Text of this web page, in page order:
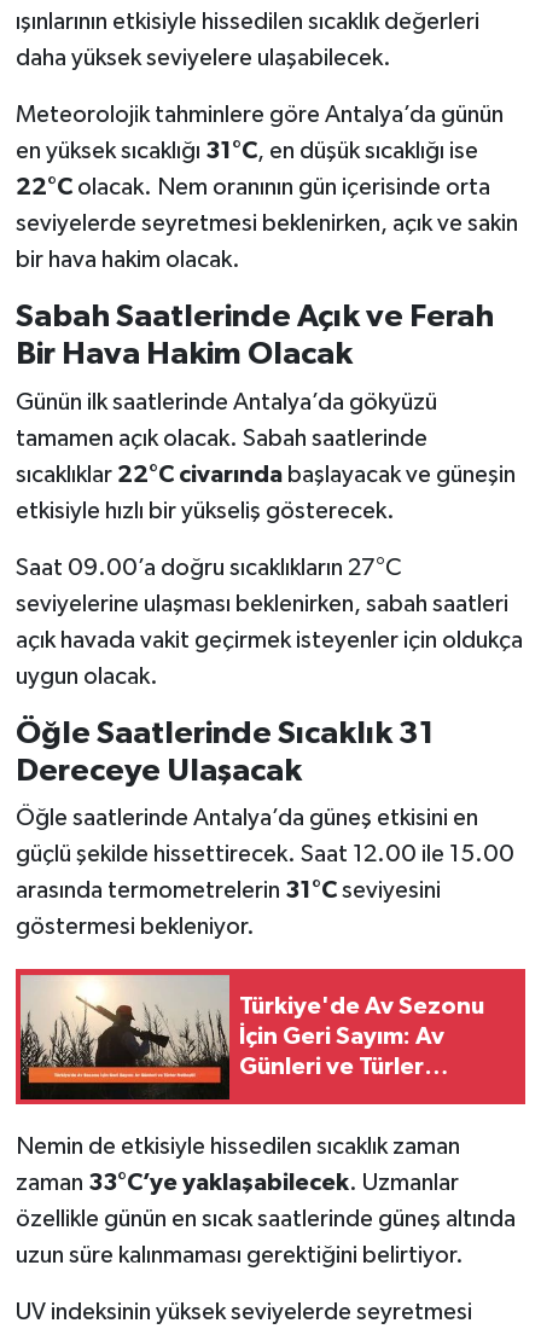
ışınlarının etkisiyle hissedilen sıcaklık değerleri
daha yüksek seviyelere ulaşabilecek.
Meteorolojik tahminlere göre Antalya’da günün
en yüksek sıcaklığı 31°C, en düşük sıcaklığı ise
22°Colacak. Nem oranının gün içerisinde orta
seviyelerde seyretmesi beklenirken, açık ve sakin
bir hava hakim olacak.
Sabah Saatlerinde Açık ve Ferah
Bir Hava Hakim Olacak
Günün ilk saatlerinde Antalya’da gökyüzü
tamamen açık olacak. Sabah saatlerinde
sıcaklıklar 22°C civarındabaşlayacak ve güneşin
etkisiyle hızlı bir yükseliş gösterecek.
Saat 09.00’a doğru sıcaklıkların 27°C
seviyelerine ulaşması beklenirken, sabah saatleri
açık havada vakit geçirmek isteyenler için oldukça
uygun olacak.
Öğle Saatlerinde Sıcaklık 31
Dereceye Ulaşacak
Öğle saatlerinde Antalya’da güneş etkisini en
güçlü şekilde hissettirecek. Saat 12.00 ile 15.00
arasında termometrelerin 31°Cseviyesini
göstermesi bekleniyor.
Türkiye'de Av Sezonu
İçin Geri Sayım: Av
Günleri ve Türler
Nemin de etkisiyle hissedilen sıcaklık zaman
zaman 33°C’ye yaklaşabilecek. Uzmanlar
özellikle günün en sıcak saatlerinde güneş altında
uzun süre kalınmaması gerektiğini belirtiyor.
UV indeksinin yüksek seviyelerde seyretmesi